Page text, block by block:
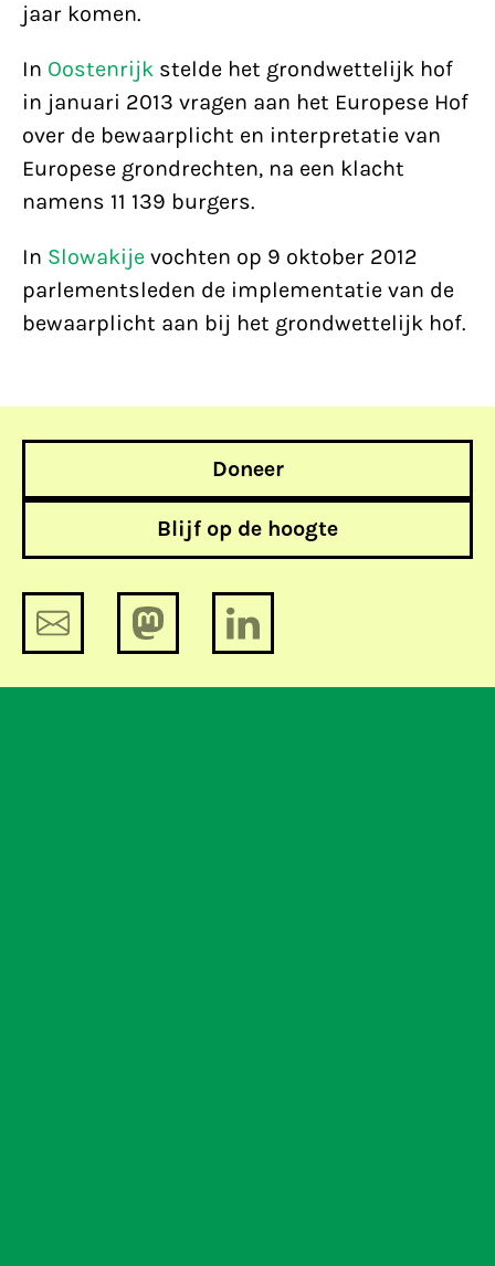
jaar komen.
In Oostenrijk stelde het grondwettelijk hof
in januari 2013 vragen aan het Europese Hof
over de bewaarplicht en interpretatie van
Europese grondrechten, na een klacht
namens 11 139 burgers.
In Slowakije vochten op 9 oktober 2012
parlementsleden de implementatie van de
bewaarplicht aan bij het grondwettelijk hof.
Doneer
Blijf op de hoogte